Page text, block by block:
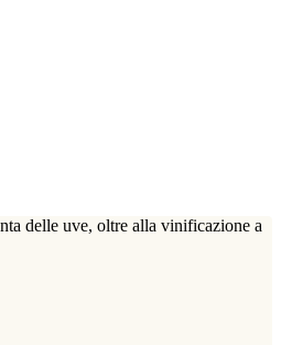
delle uve, oltre alla vinificazione a